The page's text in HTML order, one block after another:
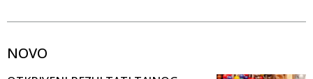
NOVO